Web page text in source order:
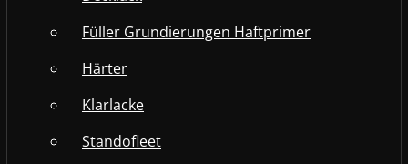
Füller Grundierungen Haftprimer
Härter
Klarlacke
Standofleet